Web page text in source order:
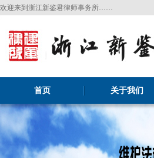
欢迎来到浙江新鉴君律师事务所……
首页 关于我们